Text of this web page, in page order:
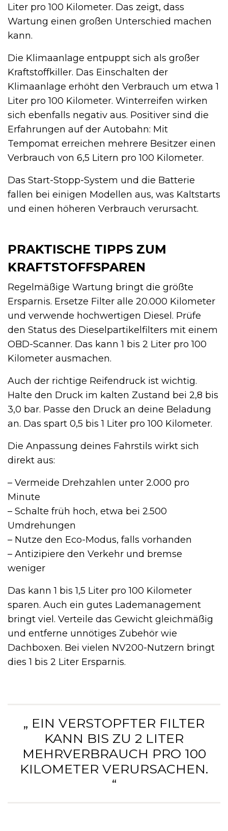
Liter pro 100 Kilometer. Das zeigt, dass
Wartung einen großen Unterschied machen
kann.
Die Klimaanlage entpuppt sich als großer
Kraftstoffkiller. Das Einschalten der
Klimaanlage erhöht den Verbrauch um etwa 1
Liter pro 100 Kilometer. Winterreifen wirken
sich ebenfalls negativ aus. Positiver sind die
Erfahrungen auf der Autobahn: Mit
Tempomat erreichen mehrere Besitzer einen
Verbrauch von 6,5 Litern pro 100 Kilometer.
Das Start-Stopp-System und die Batterie
fallen bei einigen Modellen aus, was Kaltstarts
und einen höheren Verbrauch verursacht.
PRAKTISCHE TIPPS ZUM
KRAFTSTOFFSPAREN
Regelmäßige Wartung bringt die größte
Ersparnis. Ersetze Filter alle 20.000 Kilometer
und verwende hochwertigen Diesel. Prüfe
den Status des Dieselpartikelfilters mit einem
OBD-Scanner. Das kann 1 bis 2 Liter pro 100
Kilometer ausmachen.
Auch der richtige Reifendruck ist wichtig.
Halte den Druck im kalten Zustand bei 2,8 bis
3,0 bar. Passe den Druck an deine Beladung
an. Das spart 0,5 bis 1 Liter pro 100 Kilometer.
Die Anpassung deines Fahrstils wirkt sich
direkt aus:
– Vermeide Drehzahlen unter 2.000 pro
Minute
– Schalte früh hoch, etwa bei 2.500
Umdrehungen
– Nutze den Eco-Modus, falls vorhanden
– Antizipiere den Verkehr und bremse
weniger
Das kann 1 bis 1,5 Liter pro 100 Kilometer
sparen. Auch ein gutes Lademanagement
bringt viel. Verteile das Gewicht gleichmäßig
und entferne unnötiges Zubehör wie
Dachboxen. Bei vielen NV200-Nutzern bringt
dies 1 bis 2 Liter Ersparnis.
„ EIN VERSTOPFTER FILTER
KANN BIS ZU 2 LITER
MEHRVERBRAUCH PRO 100
KILOMETER VERURSACHEN.
“